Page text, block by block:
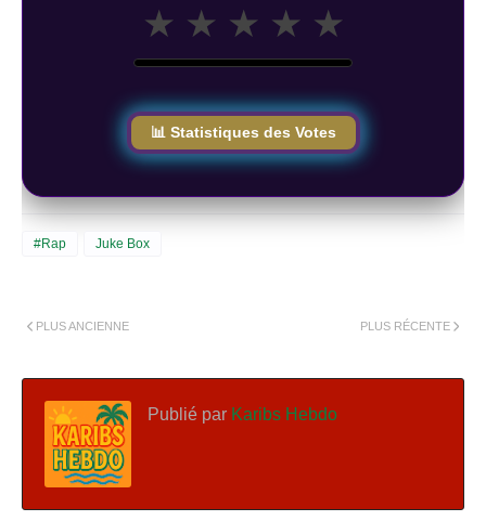
★ ★ ★ ★ ★
📊 Statistiques des Votes
#Rap Juke Box
PLUS RÉCENTE
PLUS ANCIENNE
Publié par Karibs Hebdo